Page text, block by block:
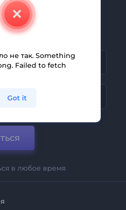
новостях и
первыми
в любое время
не так. Something
Failed to fetch
Got it